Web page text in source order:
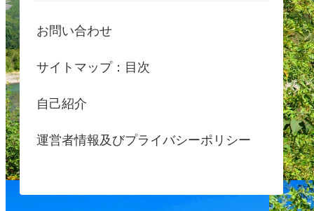
お問い合わせ
サイトマップ：目次
自己紹介
運営者情報及びプライバシーポリシー